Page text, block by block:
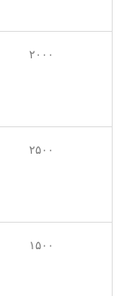
۲۰۰۰
۲۵۰۰
۱۵۰۰